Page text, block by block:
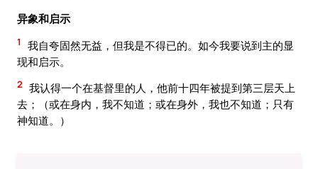
异象和启示
1
我自夸固然无益，但我是不得已的。如今我要说到主的显
现和启示。
2 我认得一个在基督里的人，他前十四年被提到第三层天上
去；（或在身内，我不知道；或在身外，我也不知道；只有
神知道。）